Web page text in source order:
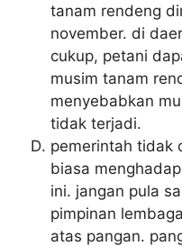
tanam rendeng
november. di
cukup, petani
musim tanam
menyebabkan
tidak terjadi.
pemerintah tidak
biasa
ini. jangan pula
pimpinan
atas pangan.